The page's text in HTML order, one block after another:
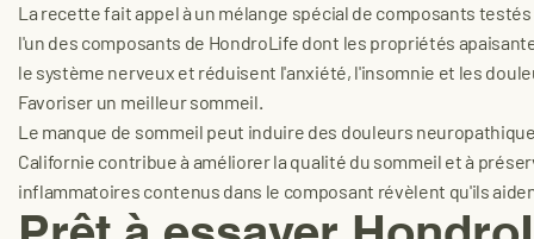
La recette fait appel à un mélange spécial de composants
l'un des composants de HondroLife dont les propriétés
le système nerveux et réduisent l'anxiété, l'insomnie et les
Favoriser un meilleur sommeil.
Le manque de sommeil peut induire des douleurs
Californie contribue à améliorer la qualité du sommeil et à
inflammatoires contenus dans le composant révèlent qu'ils